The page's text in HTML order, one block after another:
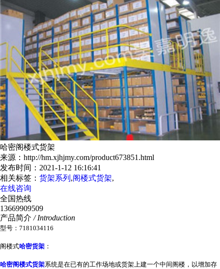
哈密阁楼式货架
来源：http://hm.xjhjmy.com/product673851.html
发布时间：2021-1-12 16:16:41
相关标签： 货架系列 ,阁楼式货架,
在线咨询
全国热线
13669909509
产品简介 / Introduction
型号：7181034116
阁楼式哈密货架 ：
哈密阁楼式货架系统是在已有的工作场地或货架上建一个中间阁楼，以增加存